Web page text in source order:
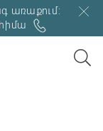
առաքում: